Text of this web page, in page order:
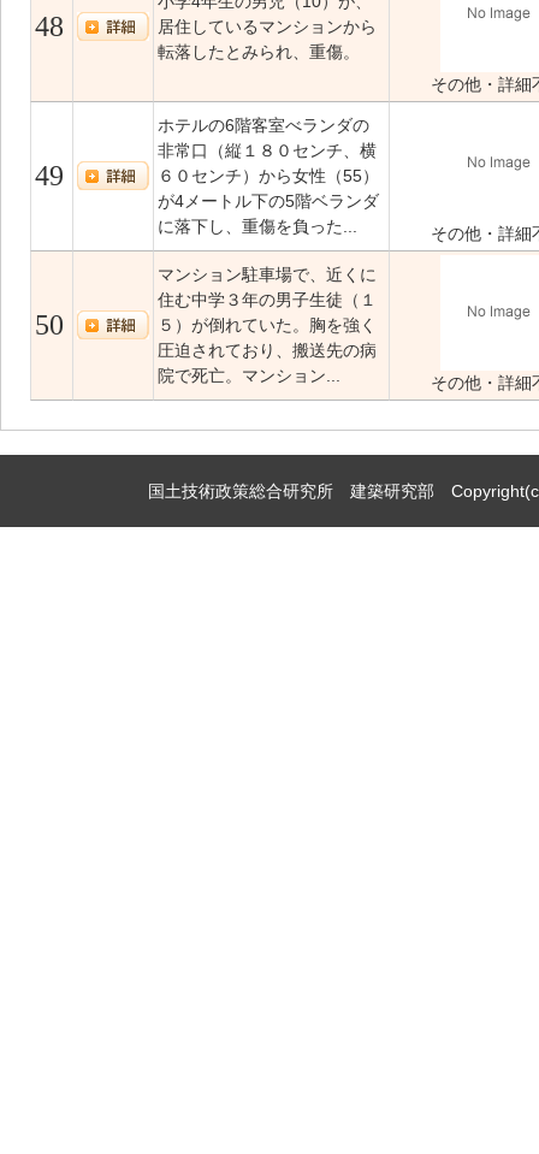
48
居住しているマンションから
転落したとみられ、重傷。
その他・詳細
49
ホテルの6階客室べランダの
非常口（縦１８０センチ、横
６０センチ）から女性（55）
が4メートル下の5階ベランダ
に落下し、重傷を負った...
その他・詳細
50
マンション駐車場で、近くに
住む中学３年の男子生徒（１
５）が倒れていた。胸を強く
圧迫されており、搬送先の病
院で死亡。マンション...
その他・詳細
国土技術政策総合研究所 建築研究部